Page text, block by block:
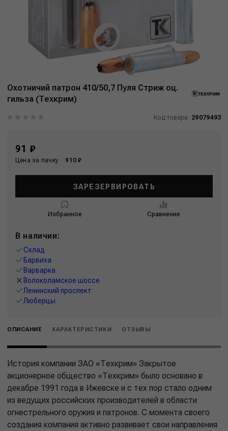
Охотничий патрон 410/50,7 Пуля Стриж оц.
гильза (Техкрим)
Код товара: 29079493
91 ₽
Цена за пачку 910 ₽
ЗАРЕЗЕРВИРОВАТЬ
Избранное Сравнение
В наличии:
Склад
Барвиха
Варварка
Волоколамское шоссе
Ленинский проспект
Люберцы
ОПИСАНИЕ ХАРАКТЕРИСТИКИ ОТЗЫВЫ
История компании ЗАО «Техкрим» Закрытое
акционерное общество «Техкрим» было основано в
декабре 1991 года в Ижевске и с тех пор стало одним
из ведущих российских производителей в области
огнестрельного оружия и патронов. С момента своего
создания компания активно развивает свои направления